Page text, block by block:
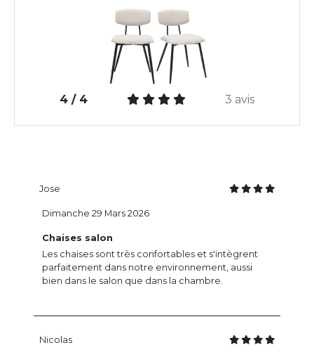
4 / 4 3 avis
Jose
Chaises salon
Les chaises sont très confortables et s'intègrent
parfaitement dans notre environnement, aussi
bien dans le salon que dans la chambre.
Dimanche 29 Mars 2026
Nicolas